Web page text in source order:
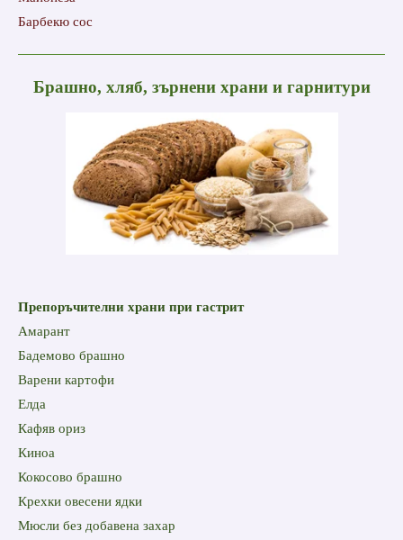
Барбекю сос
Брашно, хляб, зърнени храни и гарнитури
Препоръчителни храни при гастрит
Амарант
Бадемово брашно
Варени картофи
Елда
Кафяв ориз
Киноа
Кокосово брашно
Крехки овесени ядки
Мюсли без добавена захар